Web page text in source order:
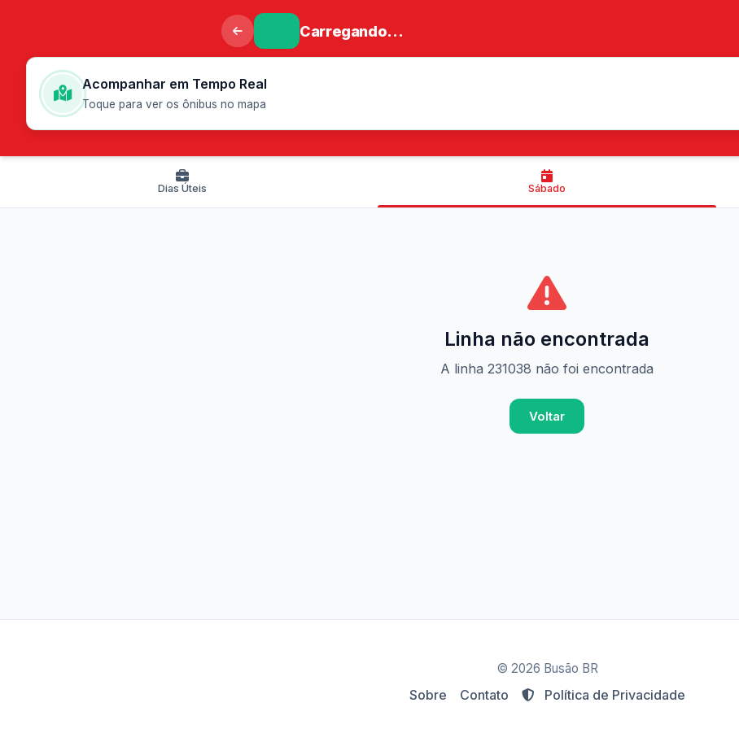
Carregando...
Acompanhar em Tempo Real
Toque para ver os ônibus no mapa
Dias Úteis Sábado
Linha não encontrada
A linha 231038 não foi encontrada
Voltar
© 2026 Busão BR
Sobre Contato Política de Privacidade